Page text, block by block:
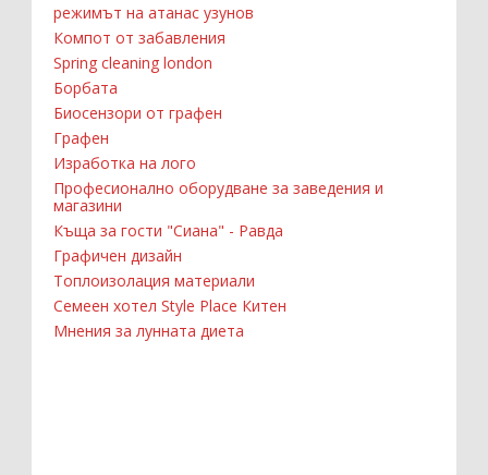
режимът на атанас узунов
Компот от забавления
Spring cleaning london
Борбата
Биосензори от графен
Графен
Изработка на лого
Професионално оборудване за заведения и
магазини
Къща за гости "Сиана" - Равда
Графичен дизайн
Топлоизолация материали
Семеен хотел Style Place Китен
Мнения за лунната диета